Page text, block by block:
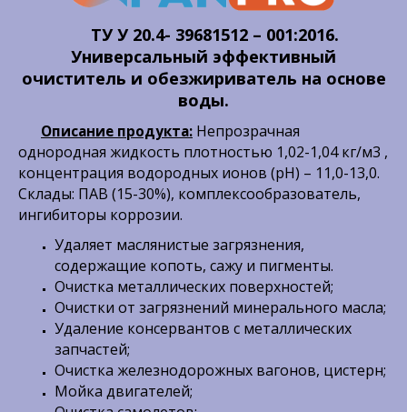
ТУ У 20.4- 39681512 – 001:2016.
Универсальный эффективный
очиститель и обезжириватель на основе
воды.
Описание продукта: Непрозрачная
однородная жидкость плотностью 1,02-1,04 кг/м3 ,
концентрация водородных ионов (рН) – 11,0-13,0.
Склады: ПАВ (15-30%), комплексообразователь,
ингибиторы коррозии.
Удаляет маслянистые загрязнения,
содержащие копоть, сажу и пигменты.
Очистка металлических поверхностей;
Очистки от загрязнений минерального масла;
Удаление консервантов с металлических
запчастей;
Очистка железнодорожных вагонов, цистерн;
Мойка двигателей;